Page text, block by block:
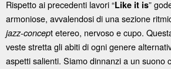
Rispetto ai precedenti lavori “Like it is”
armoniose, avvalendosi di una sezione
jazz-concept etereo, nervoso e cupo.
veste stretta gli abiti di ogni genere
aspetti salienti. Siamo dinnanzi a un suono